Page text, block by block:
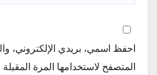
احفظ اسمي، بريدي الإلكتروني،
المتصفح لاستخدامها المرة